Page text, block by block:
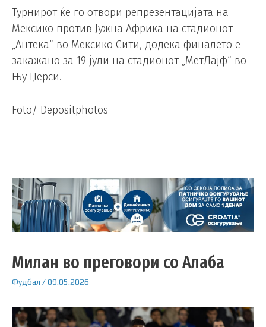
Турнирот ќе го отвори репрезентацијата на
Мексико против Јужна Африка на стадионот
„Ацтека“ во Мексико Сити, додека финалето е
закажано за 19 јули на стадионот „МетЛајф“ во
Њу Џерси.
Foto/ Depositphotos
Милан во преговори со Алаба
Фудбал /09.05.2026